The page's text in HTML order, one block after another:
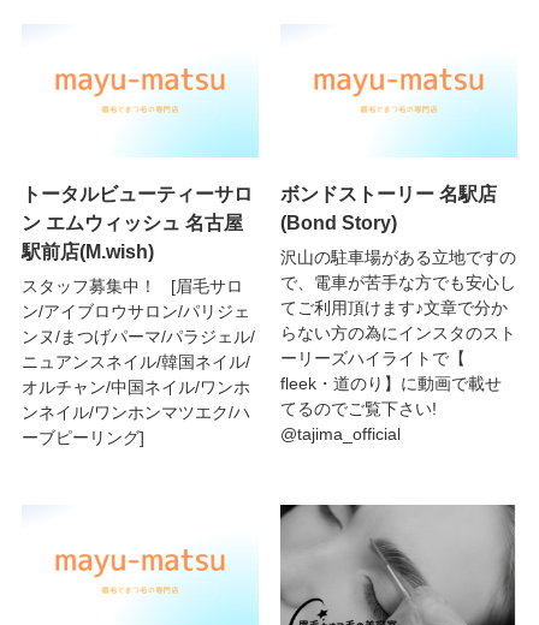
トータルビューティーサロ
ン エムウィッシュ 名古屋
駅前店(M.wish)
スタッフ募集中！ [眉毛サロ
ン/アイブロウサロン/パリジェ
ンヌ/まつげパーマ/パラジェル/
ニュアンスネイル/韓国ネイル/
オルチャン/中国ネイル/ワンホ
ンネイル/ワンホンマツエク/ハ
ーブピーリング]
ボンドストーリー 名駅店
(Bond Story)
沢山の駐車場がある立地ですの
で、電車が苦手な方でも安心し
てご利用頂けます♪文章で分か
らない方の為にインスタのスト
ーリーズハイライトで【
fleek・道のり】に動画で載せ
てるのでご覧下さい!
@tajima_official